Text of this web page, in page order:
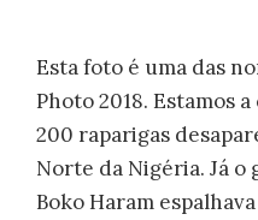
Esta foto é uma das
Photo 2018. Estamos
200 raparigas
Norte da Nigéria. Já
Boko Haram